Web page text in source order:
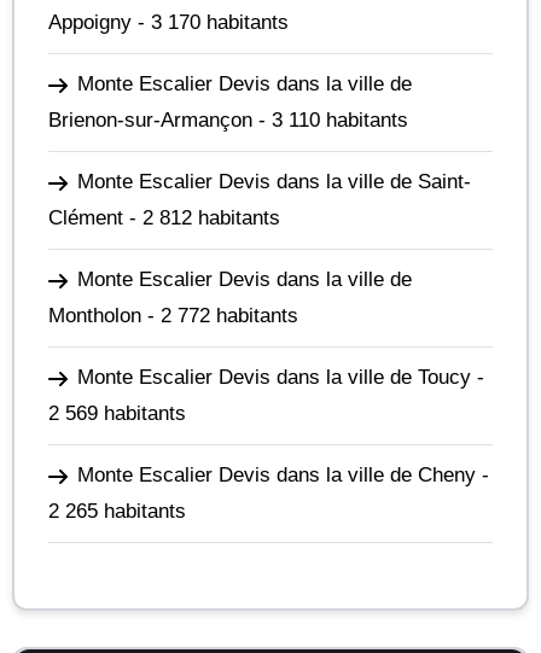
Appoigny - 3 170 habitants
Monte Escalier Devis dans la ville de
Brienon-sur-Armançon - 3 110 habitants
Monte Escalier Devis dans la ville de Saint-
Clément - 2 812 habitants
Monte Escalier Devis dans la ville de
Montholon - 2 772 habitants
Monte Escalier Devis dans la ville de Toucy -
2 569 habitants
Monte Escalier Devis dans la ville de Cheny -
2 265 habitants